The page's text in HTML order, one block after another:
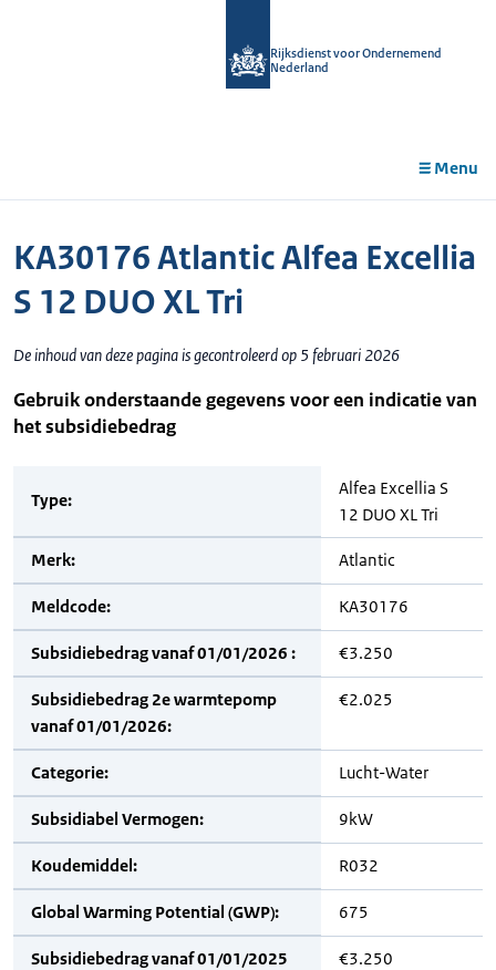
Rijksdienst voor Ondernemend
Nederland
Menu
KA30176 Atlantic Alfea Excellia
S 12 DUO XL Tri
De inhoud van deze pagina is gecontroleerd op 5 februari 2026
Gebruik onderstaande gegevens voor een indicatie van
het subsidiebedrag
Type:
Alfea Excellia S
12 DUO XL Tri
Merk: Atlantic
Meldcode: KA30176
Subsidiebedrag vanaf 01/01/2026 : €3.250
Subsidiebedrag 2e warmtepomp
vanaf 01/01/2026:
€2.025
Categorie: Lucht-Water
Subsidiabel Vermogen: 9kW
Koudemiddel: R032
Global Warming Potential (GWP): 675
Subsidiebedrag vanaf 01/01/2025
€3.250